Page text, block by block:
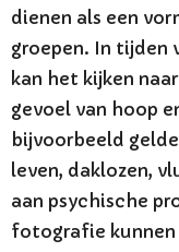
dienen als een
groepen. In tijden
kan het kijken
gevoel van hoop
bijvoorbeeld
leven, daklozen,
aan psychische
fotografie kunnen